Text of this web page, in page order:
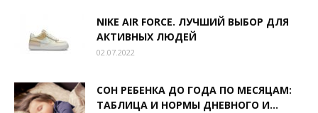
NIKE AIR FORCE. ЛУЧШИЙ ВЫБОР ДЛЯ
АКТИВНЫХ ЛЮДЕЙ
02.07.2022
СОН РЕБЕНКА ДО ГОДА ПО МЕСЯЦАМ:
ТАБЛИЦА И НОРМЫ ДНЕВНОГО И...